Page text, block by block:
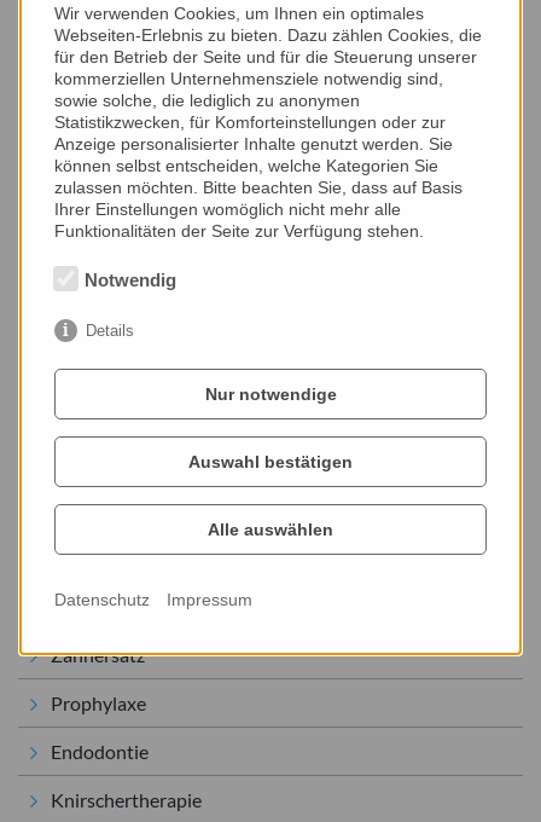
Jeder Operation steht man mit gemischten Gefühlen
gegenüber. Mein Ziel ist es deshalb, Sie in einer
entspannten Atmosphäre zu empfangen. Dazu gehören
nicht nur ein freundliches Team und Ambiente, sondern
vor allem auch Ihre vollständige Aufklärung über
Diagnose und Therapiemöglichkeiten. Alle
Behandlungen werden bei uns in höchster Qualität und
möglichst schonend mit modernsten Geräten
durchgeführt. Durch ein minimalinvasives Vorgehen bei
den chirurgischen Eingriffen können wir das jeweilige
OP-Gebiet sehr klein halten und postoperative
Beschwerden minimieren.
Chirurgie
Ästhetische Zahnheilkunde und CEREC
Parodontologie
Implantologie
Kinderzahnheilkunde
Zahnersatz
Prophylaxe
Endodontie
Knirschertherapie
Wir verwenden Cookies, um Ihnen ein optimales
Webseiten-Erlebnis zu bieten. Dazu zählen Cookies, die
für den Betrieb der Seite und für die Steuerung unserer
kommerziellen Unternehmensziele notwendig sind,
sowie solche, die lediglich zu anonymen
Statistikzwecken, für Komforteinstellungen oder zur
Anzeige personalisierter Inhalte genutzt werden. Sie
können selbst entscheiden, welche Kategorien Sie
zulassen möchten. Bitte beachten Sie, dass auf Basis
Ihrer Einstellungen womöglich nicht mehr alle
Funktionalitäten der Seite zur Verfügung stehen.
Notwendig
Details
Nur notwendige
Auswahl bestätigen
Alle auswählen
Datenschutz Impressum